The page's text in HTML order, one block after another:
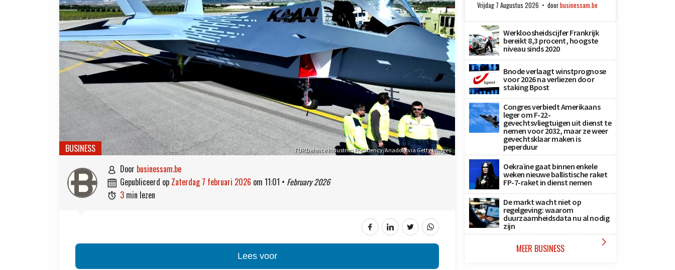
TUR Defence Industries Presidency/Anadolu via Getty Images
BUSINESS
 door businessam.be
 gepubliceerd op zaterdag 7 februari 2026 om 11:01 • February 2026
 3 min lezen
Lees voor
Vrijdag 7 Augustus 2026 doorbusinessam.be
Werkloosheidscijfer Frankrijk
bereikt 8,3 procent, hoogste
niveau sinds 2020
Bnode verlaagt winstprognose
voor 2026 na verliezen door
staking Bpost
Congres verbiedt Amerikaans
leger om F-22-
gevechtsvliegtuigen uit dienst te
nemen voor 2032, maar ze weer
gevechtsklaar maken is
peperduur
Oekraïne gaat binnen enkele
weken nieuwe ballistische raket
FP-7-raket in dienst nemen
De markt wacht niet op
regelgeving: waarom
duurzaamheidsdata nu al nodig
zijn
MEER BUSINESS 